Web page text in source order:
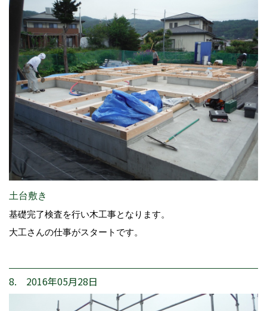
土台敷き
基礎完了検査を行い木工事となります。
大工さんの仕事がスタートです。
8. 2016年05月28日